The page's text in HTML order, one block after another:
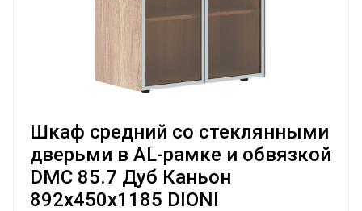
Шкаф средний со стеклянными
дверьми в AL-рамке и обвязкой
DMC 85.7 Дуб Каньон
892х450х1185 DIONI